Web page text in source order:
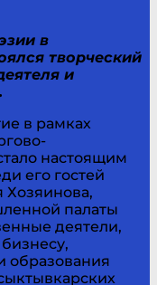
в
творческий
и
в рамках
настоящим
его гостей
Хозяинова,
палаты
деятели,
образования